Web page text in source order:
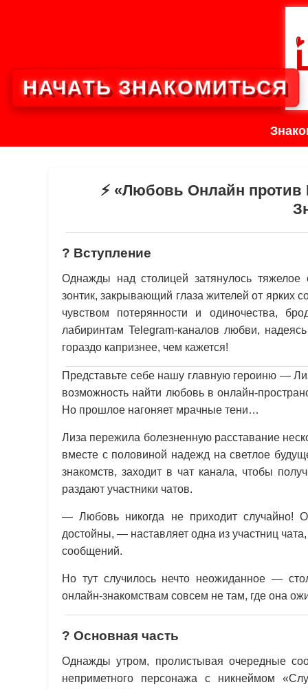
⚡️ «Любовь Онлайн
? Вступление
Однажды над столицей затянулось
зонтик, закрывающий глаза жителей от ярких
чувством потерянности и одиночества,
лабиринтам Telegram-каналов любви,
гораздо капризнее, чем кажется!
Представьте себе нашу главную героиню —
возможность найти любовь в онлайн-
Но прошлое нагоняет мрачные тени…
Лиза пережила болезненную расставание
вместе с половиной надежд на светлое
знакомств, заходит в чат канала, чтобы
раздают участники чатов.
— Любовь никогда не приходит случайно!
достойны, — наставляет одна из участниц
сообщений.
Но тут случилось нечто неожиданное —
онлайн-знакомствам совсем не там, где она
? Основная часть
Однажды утром, пролистывая очередные
неприметного персонажа с никнеймом
НАЧАТЬ ЗНАКОМИТЬСЯ